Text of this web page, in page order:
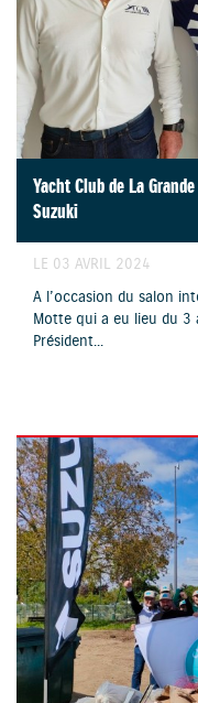
Yacht Club de La
Suzuki
LE 03 AVRIL 2024
A l’occasion du salon
Motte qui a eu lieu du 3
Président...